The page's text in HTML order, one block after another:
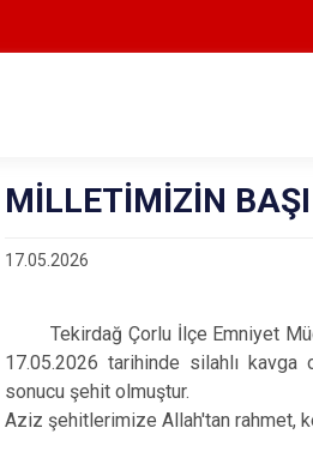
MİLLETİMİZİN
17.05.2026
Tekirdağ Çorlu İlçe Emniyet
17.05.2026 tarihinde silahlı kavga
sonucu şehit olmuştur.
Aziz şehitlerimize Allah'tan rahmet,